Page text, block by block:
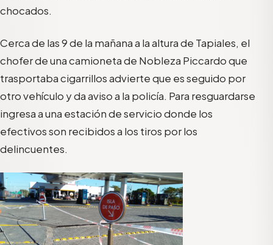
chocados.
Cerca de las 9 de la mañana a la altura de Tapiales, el
chofer de una camioneta de Nobleza Piccardo que
trasportaba cigarrillos advierte que es seguido por
otro vehículo y da aviso a la policía. Para resguardarse
ingresa a una estación de servicio donde los
efectivos son recibidos a los tiros por los
delincuentes.